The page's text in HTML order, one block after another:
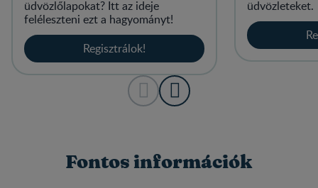
üdvözlőlapokat? Itt az ideje
feléleszteni ezt a hagyományt!
Regisztrálok!
üdvözleteket.
Fontos információk